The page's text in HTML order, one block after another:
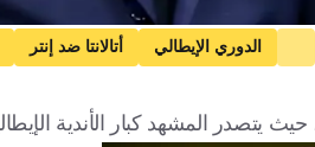
الدوري الإيطالي أتالانتا ضد إنتر
يتصدر المشهد كبار الأندية